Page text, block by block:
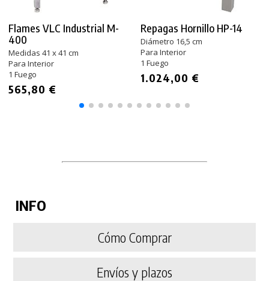
Flames VLC Industrial M-
400
Medidas 41 x 41 cm
Para Interior
1 Fuego
565,80 €
Repagas Hornillo HP-14
Diámetro 16,5 cm
Para Interior
1 Fuego
1.024,00 €
INFO
Cómo Comprar
Envíos y plazos